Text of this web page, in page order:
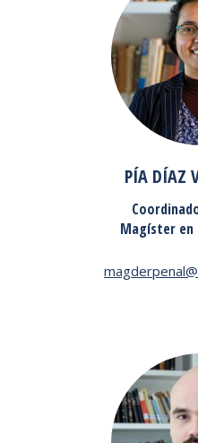
PÍA DÍAZ
Magíster en